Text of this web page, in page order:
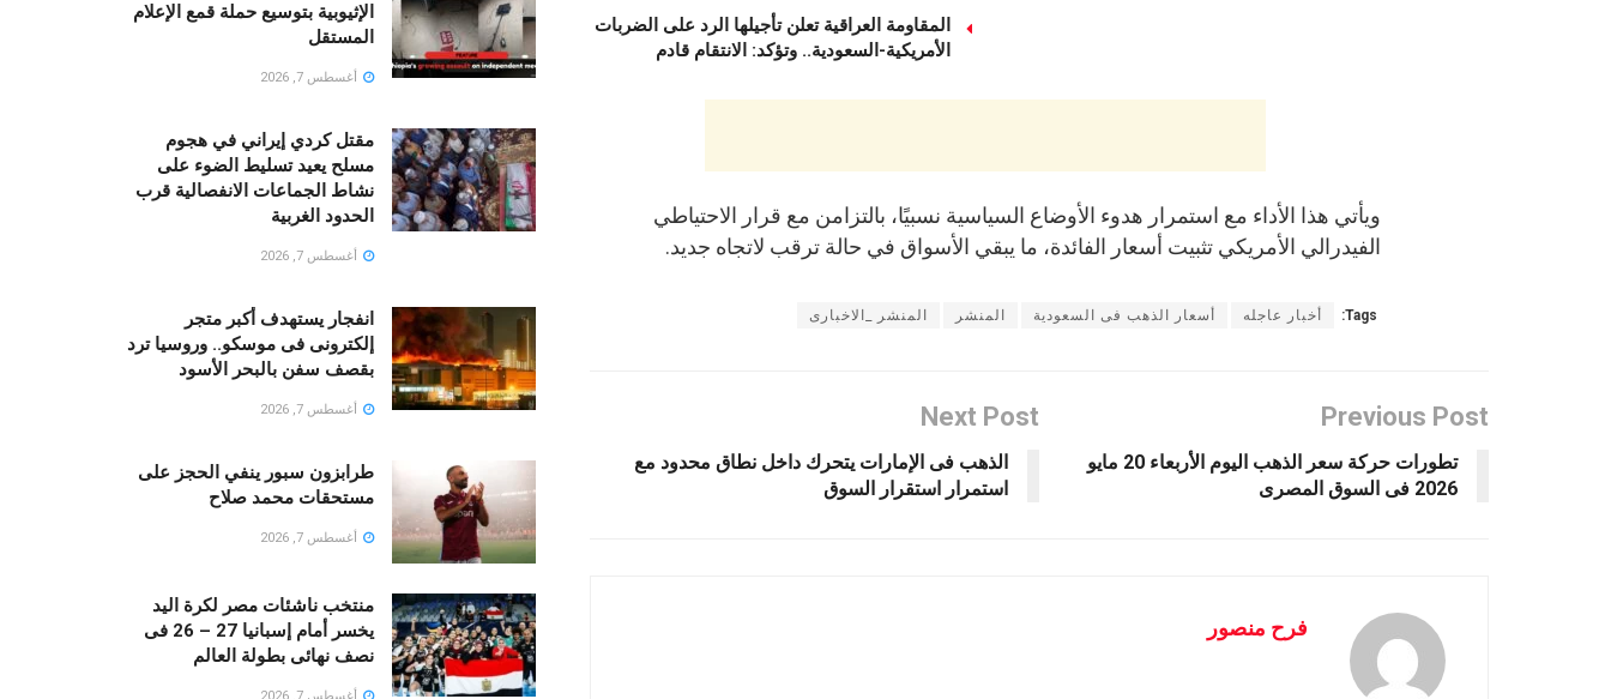
المقاومة العراقية تعلن تأجيلها الرد على الضربات
الأمريكية-السعودية.. وتؤكد: الانتقام قادم
ويأتي هذا الأداء مع استمرار هدوء الأوضاع السياسية نسبيًا، بالتزامن مع قرار الاحتياطي
الفيدرالي الأمريكي تثبيت أسعار الفائدة، ما يبقي الأسواق في حالة ترقب لاتجاه جديد.
Tags: أخبار عاجله أسعار الذهب فى السعودية المنشر المنشر _الاخبارى
Previous Post
تطورات حركة سعر الذهب اليوم الأربعاء 20 مايو
2026 فى السوق المصرى
Next Post
الذهب فى الإمارات يتحرك داخل نطاق محدود مع
استمرار استقرار السوق
فرح منصور
الإثيوبية بتوسيع حملة قمع الإعلام
المستقل
أغسطس 7, 2026
مقتل كردي إيراني في هجوم
مسلح يعيد تسليط الضوء على
نشاط الجماعات الانفصالية قرب
الحدود الغربية
أغسطس 7, 2026
انفجار يستهدف أكبر متجر
إلكترونى فى موسكو.. وروسيا ترد
بقصف سفن بالبحر الأسود
أغسطس 7, 2026
طرابزون سبور ينفي الحجز على
مستحقات محمد صلاح
أغسطس 7, 2026
منتخب ناشئات مصر لكرة اليد
يخسر أمام إسبانيا 27 – 26 فى
نصف نهائى بطولة العالم